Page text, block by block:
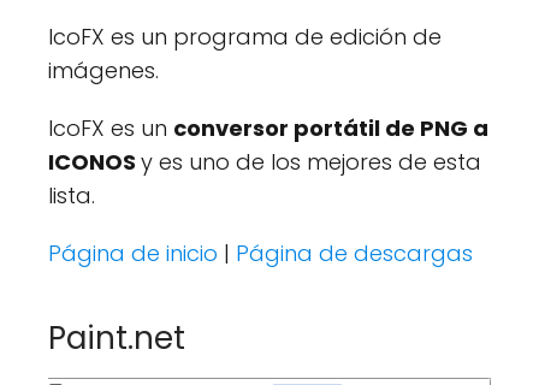
IcoFX es un programa de edición de
imágenes.
IcoFX es un conversor portátil de PNG a
ICONOS y es uno de los mejores de esta
lista.
Página de inicio | Página de descargas
Paint.net